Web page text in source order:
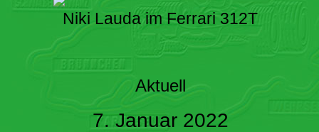
Niki Lauda im Ferrari 312T
Aktuell
7. Januar 2022